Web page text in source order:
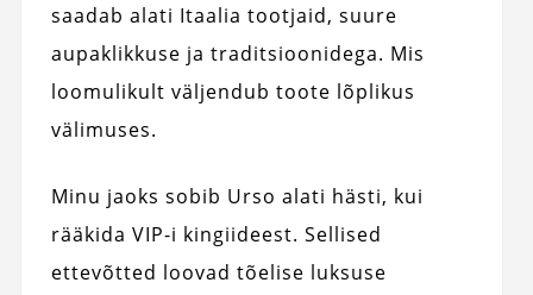
saadab alati Itaalia tootjaid, suure
aupaklikkuse ja traditsioonidega. Mis
loomulikult väljendub toote lõplikus
välimuses.
Minu jaoks sobib Urso alati hästi, kui
rääkida VIP-i kingiideest. Sellised
ettevõtted loovad tõelise luksuse